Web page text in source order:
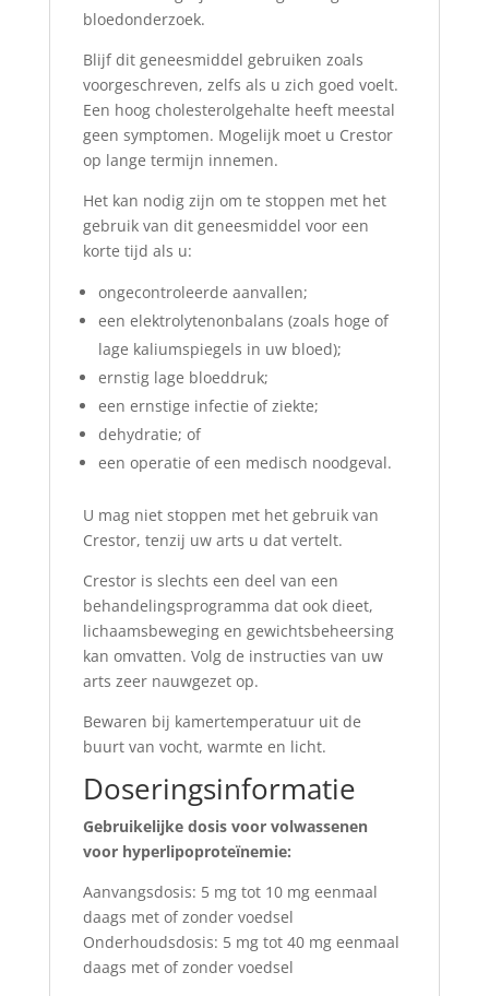
bloedonderzoek.
Blijf dit geneesmiddel gebruiken zoals
voorgeschreven, zelfs als u zich goed voelt.
Een hoog cholesterolgehalte heeft meestal
geen symptomen. Mogelijk moet u Crestor
op lange termijn innemen.
Het kan nodig zijn om te stoppen met het
gebruik van dit geneesmiddel voor een
korte tijd als u:
ongecontroleerde aanvallen;
een elektrolytenonbalans (zoals hoge of
lage kaliumspiegels in uw bloed);
ernstig lage bloeddruk;
een ernstige infectie of ziekte;
dehydratie; of
een operatie of een medisch noodgeval.
U mag niet stoppen met het gebruik van
Crestor, tenzij uw arts u dat vertelt.
Crestor is slechts een deel van een
behandelingsprogramma dat ook dieet,
lichaamsbeweging en gewichtsbeheersing
kan omvatten. Volg de instructies van uw
arts zeer nauwgezet op.
Bewaren bij kamertemperatuur uit de
buurt van vocht, warmte en licht.
Doseringsinformatie
Gebruikelijke dosis voor volwassenen
voor hyperlipoproteïnemie:
Aanvangsdosis: 5 mg tot 10 mg eenmaal
daags met of zonder voedsel
Onderhoudsdosis: 5 mg tot 40 mg eenmaal
daags met of zonder voedsel